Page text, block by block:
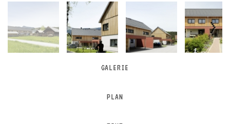
GALERIE
PLAN
Next